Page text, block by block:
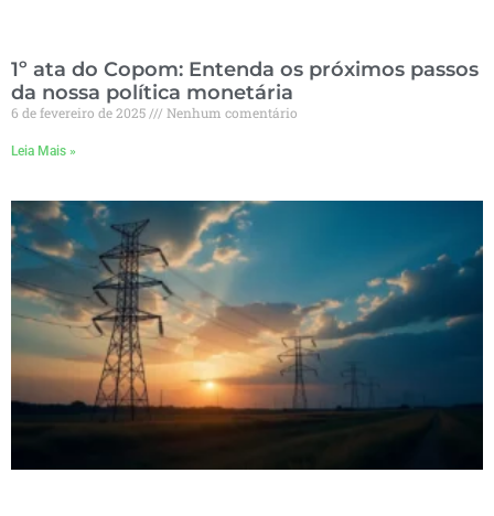
1º ata do Copom: Entenda os próximos passos
da nossa política monetária
6 de fevereiro de 2025 Nenhum comentário
Leia Mais »